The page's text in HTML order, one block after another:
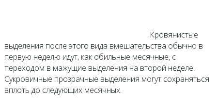
Кровянистые
выделения после этого вида вмешательства обычно в
первую неделю идут, как обильные месячные, с
переходом в мажущие выделения на второй неделе.
Сукровичные прозрачные выделения могут сохраняться
вплоть до следующих месячных.